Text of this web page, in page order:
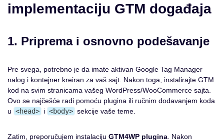
implementaciju GTM događaja
1. Priprema i osnovno podešavanje
Pre svega, potrebno je da imate aktivan Google Tag Manager
nalog i kontejner kreiran za vaš sajt. Nakon toga, instalirajte GTM
kod na svim stranicama vašeg WordPress/WooCommerce sajta.
Ovo se najčešće radi pomoću plugina ili ručnim dodavanjem koda
u <head> i <body> sekcije vaše teme.
Zatim, preporučujem instalaciju GTM4WP plugina . Nakon